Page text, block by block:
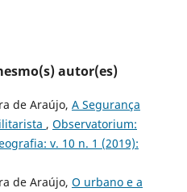
autor(es)
de Araújo, A Segurança
, Observatorium:
v. 10 n. 1 (2019):
de Araújo, O urbano e a